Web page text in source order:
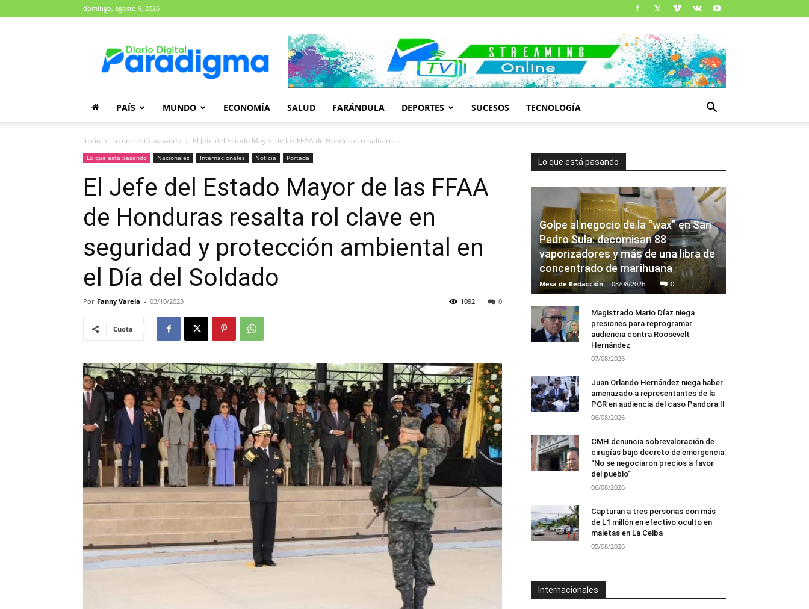
domingo, agosto 9, 2026
Paradigma
PAÍS MUNDO ECONOMÍA SALUD FARÁNDULA DEPORTES SUCESOS TECNOLOGÍA
Inicio Lo que está pasando El Jefe del Estado Mayor de las FFAA de Honduras resalta rol...
Lo que está pasando Nacionales Internacionales Noticia Portada
El Jefe del Estado Mayor de las FFAA
de Honduras resalta rol clave en
seguridad y protección ambiental en
el Día del Soldado
Por Fanny Varela - 03/10/2023 0
1092
Cuota
Lo que está pasando
Golpe al negocio de la “wax” en San
Pedro Sula: decomisan 88
vaporizadores y más de una libra de
concentrado de marihuana
Mesa de Redacción - 08/08/2026 0
Magistrado Mario Díaz niega
presiones para reprogramar
audiencia contra Roosevelt
Hernández
07/08/2026
Juan Orlando Hernández niega haber
amenazado a representantes de la
PGR en audiencia del caso Pandora II
06/08/2026
CMH denuncia sobrevaloración de
cirugías bajo decreto de emergencia:
“No se negociaron precios a favor
del pueblo”
06/08/2026
Capturan a tres personas con más
de L1 millón en efectivo oculto en
maletas en La Ceiba
05/08/2026
Internacionales